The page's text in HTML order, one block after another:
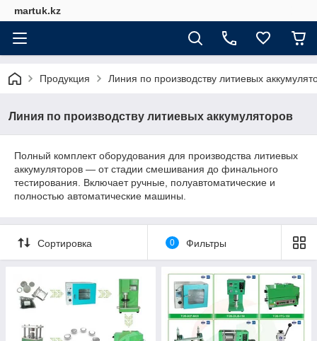
martuk.kz
Продукция Линия по производству литиевых
Линия по производству литиевых аккумуляторов
Полный комплект оборудования для производства литиевых
аккумуляторов — от стадии смешивания до финального
тестирования. Включает ручные, полуавтоматические и
полностью автоматические машины.
Сортировка 0 Фильтры